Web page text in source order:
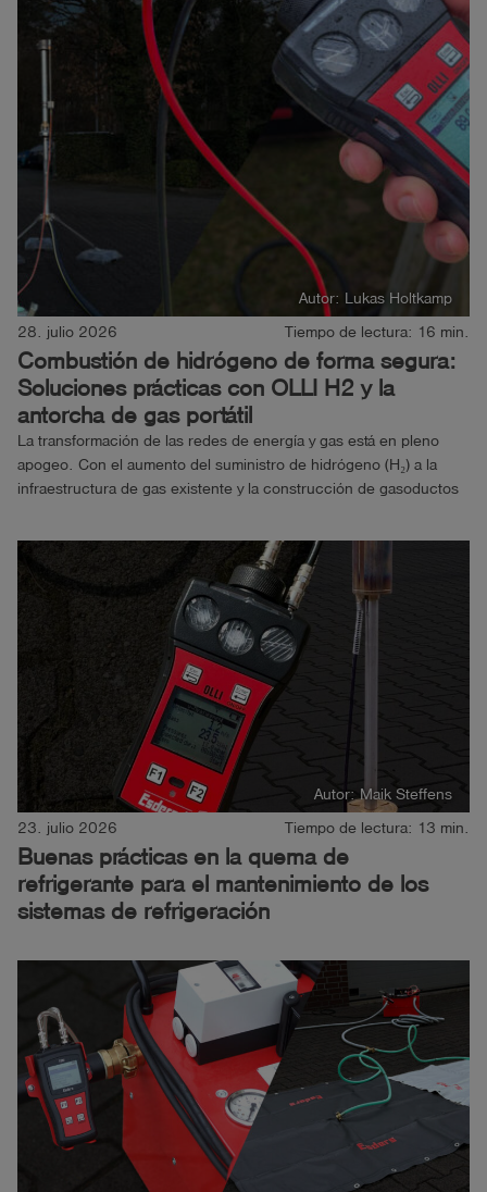
shield Registro
Autor: Lukas Holtkamp
28. julio 2026 Tiempo de lectura: 16 min.
Combustión de hidrógeno de forma segura:
Soluciones prácticas con OLLI H2 y la
antorcha de gas portátil
La transformación de las redes de energía y gas está en pleno
apogeo. Con el aumento del suministro de hidrógeno (H₂) a la
infraestructura de gas existente y la construcción de gasoductos
proveedores de servicios se enfrentan a...
Autor: Maik Steffens
23. julio 2026 Tiempo de lectura: 13 min.
Buenas prácticas en la quema de
refrigerante para el mantenimiento de los
sistemas de refrigeración